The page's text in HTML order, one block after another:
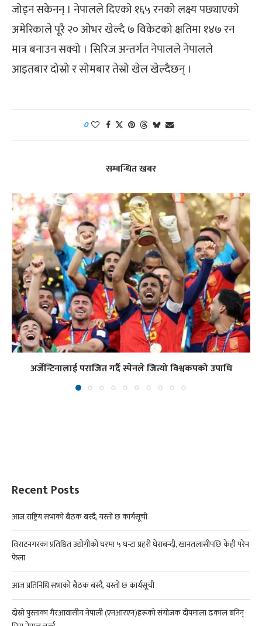
जोड्न सकेनन् । नेपालले दिएको १६५ रनको लक्ष्य पछ्याएको
अमेरिकाले पूरै २० ओभर खेल्दै ७ विकेटको क्षतिमा १४७ रन
मात्र बनाउन सक्यो । सिरिज अन्तर्गत नेपालले नेपालले
आइतबार दोस्रो र सोमबार तेस्रो खेल खेल्दैछन् ।
0
सम्बन्धित खबर
अर्जेन्टिनालाई पराजित गर्दै स्पेनले जित्यो विश्वकपको उपाधि
Recent Posts
आज राष्ट्रिय सभाको बैठक बस्दै, यस्तो छ कार्यसूची
विराटनगरका प्रतिष्ठित उद्योगीको घरमा ५ घन्टा प्रहरी घेराबन्दी, खानतलासीपछि केही परेन
फेला
आज प्रतिनिधि सभाको बैठक बस्दै, यस्तो छ कार्यसूची
दोस्रो पुस्ताका गैरआवासीय नेपाली (एनआरएन)हरूको संयोजक दीपमाला ढकाल बनिन्